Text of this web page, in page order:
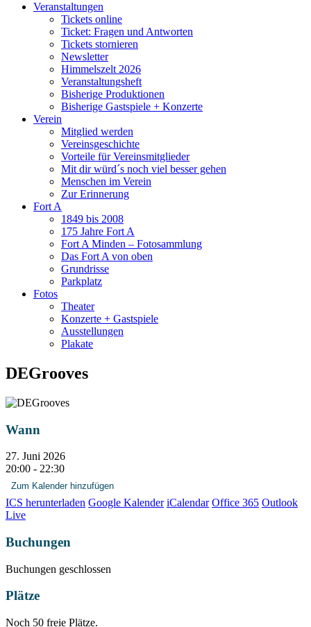
Veranstaltungen
Tickets online
Ticket: Fragen und Antworten
Tickets stornieren
Newsletter
Himmelszelt 2026
Veranstaltungsheft
Bisherige Produktionen
Bisherige Gastspiele + Konzerte
Verein
Mitglied werden
Vereinsgeschichte
Vorteile für Vereinsmitglieder
Mit dir würd´s noch viel besser gehen
Menschen im Verein
Zur Erinnerung
Fort A
1849 bis 2008
175 Jahre Fort A
Fort A Minden – Fotosammlung
Das Fort A von oben
Grundrisse
Parkplatz
Fotos
Theater
Konzerte + Gastspiele
Ausstellungen
Plakate
DEGrooves
Wann
27. Juni 2026
20:00 - 22:30
Zum Kalender hinzufügen
ICS herunterladen Google Kalender iCalendar Office 365 Outlook
Live
Buchungen
Buchungen geschlossen
Plätze
Noch 50 freie Plätze.